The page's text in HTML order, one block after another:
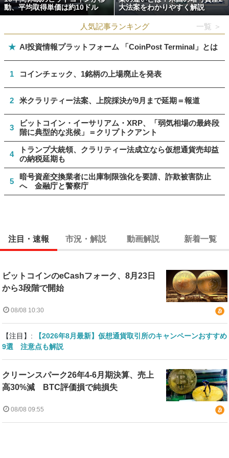
動、平均取得単価は約10ドル
大法案をわかりやすく解説
人気記事ランキング 一覧 ＞
★ AI投資情報プラットフォーム 「CoinPost Terminal」とは
1 コインチェック、1銘柄の上場廃止を発表
2 米クラリティー法案、上院採決が9月まで延期＝報道
3
ビットコイン・イーサリアム・XRP、「弱気相場の最終段
階に典型的な兆候」＝クリプトクアント
4
トランプ大統領、クラリティー法成立なら仮想通貨売却益
の納税延期も
5
暗号資産交換業者に出庫制限強化を要請、詐欺被害防止
へ 金融庁と警察庁
注目・速報 市況・解説 動画解説 新着一覧
ビットコインのeCashフォーク、8月23日
から3段階で開始
08/08 10:30
【注目】:
【2026年8月最新】仮想通貨取引所のキャンペーンおすすめ
9選 注意点も解説
クリーンスパーク26年4-6月期決算、売上
高30%減 BTC評価損で純損失
08/08 09:55